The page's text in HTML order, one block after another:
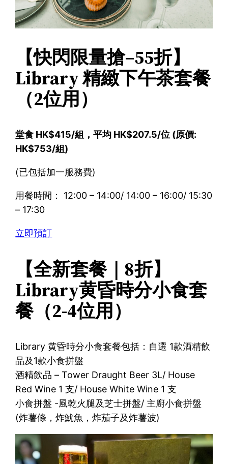
【快閃限量搶–55折】
Library 精緻下午茶套餐
（2位用）
堂食 HK$415/組，平均 HK$207.5/位 (原價:
HK$753/組)
(已包括加一服務費)
用餐時間： 12:00 – 14:00/ 14:00 – 16:00/ 15:30
– 17:30
立即預訂
【全新套餐｜8折】
Library黄昏時分小食套
餐（2-4位用）
Library 黄昏時分小食套餐包括：自選 1款酒精飲
品及1款小食拼盤
酒精飲品 – Tower Draught Beer 3L/ House
Red Wine 1 支/ House White Wine 1 支
小食拼盤 -風乾火腿及芝士拼盤/ 主廚小食拼盤
(炸薯條，炸魷魚，炸茄子及炸薯波)